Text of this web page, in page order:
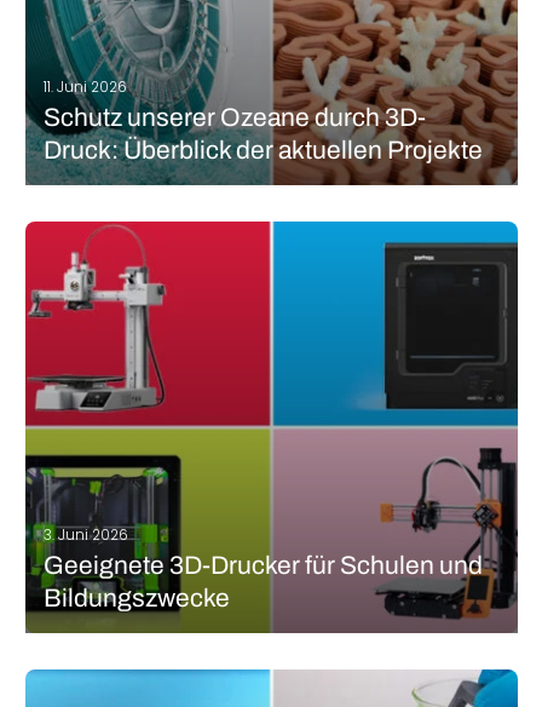
11. Juni 2026
Schutz unserer Ozeane durch 3D-
Druck: Überblick der aktuellen Projekte
landen zwischen 4,8 und 12,7 Millionen Tonnen Plastik in unseren
Ozeanen. Eine sehr alarmierende Statistik, die sowohl unseren
Planeten als auch die dort lebenden Arten bedroht. Laut der Ellen-
Macarthur-Stiftung wird es bis zum…
MEHR LESEN
3. Juni 2026
Geeignete 3D-Drucker für Schulen und
Bildungszwecke
bieten wertvolle Lernmöglichkeiten für Schüler aller
Klassenstufen, von der Grundschule bis zur Hochschule. Mit